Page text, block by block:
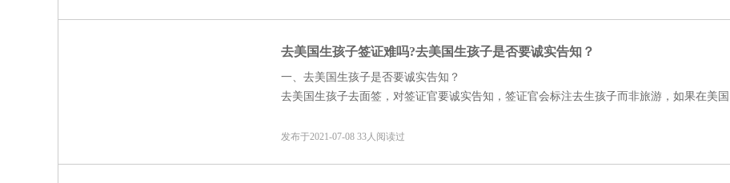
去美国生孩子签证难吗?去美国生孩子是否要诚实告知？
一、去美国生孩子是否要诚实告知？
去美国生孩子去面签，对签证官要诚实告知，签证官会标注去生孩子而非旅游，如果在美国
表明是自费并且不会占用美国福利来生孩子，生孩子之后立刻返回中国，不会逾期不归。
发布于2021-07-08 33人阅读过